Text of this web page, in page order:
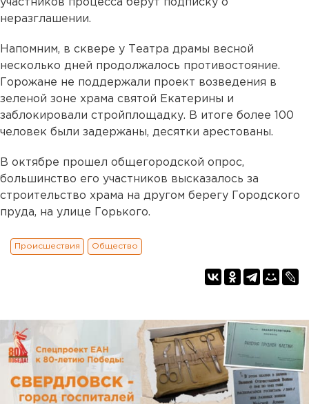
участников процесса берут подписку о
неразглашении.
Напомним, в сквере у Театра драмы весной
несколько дней продолжалось противостояние.
Горожане не поддержали проект возведения в
зеленой зоне храма святой Екатерины и
заблокировали стройплощадку. В итоге более 100
человек были задержаны, десятки арестованы.
В октябре прошел общегородской опрос,
большинство его участников высказалось за
строительство храма на другом берегу Городского
пруда, на улице Горького.
Происшествия Общество